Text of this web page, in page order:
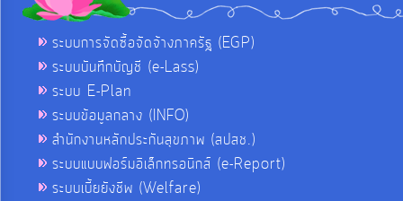
ระบบการจัดซื้อจัดจ้างภาครัฐ (EGP)
ระบบบันทึกบัญชี (e-Lass)
ระบบ E-Plan
ระบบข้อมูลกลาง (INFO)
สำนักงานหลักประกันสุขภาพ (สปสช.)
ระบบแบบฟอร์มอิเล็กทรอนิกส์ (e-Report)
ระบบเบี้ยยังชีพ (Welfare)